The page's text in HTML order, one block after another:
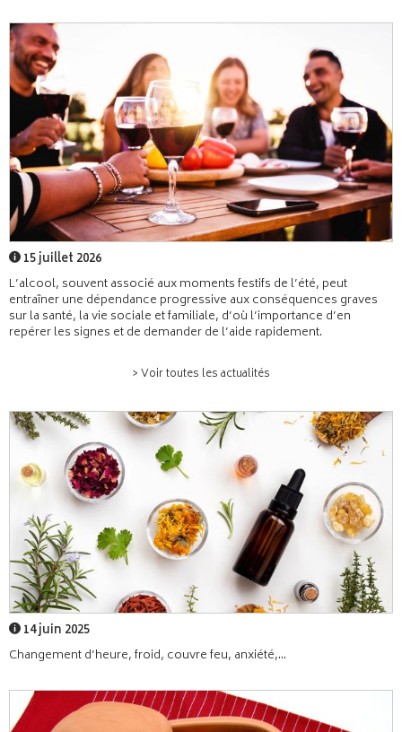
15 juillet 2026
L’alcool, souvent associé aux moments festifs de l’été, peut
entraîner une dépendance progressive aux conséquences graves
sur la santé, la vie sociale et familiale, d’où l’importance d’en
repérer les signes et de demander de l’aide rapidement.
> Voir toutes les actualités
14 juin 2025
Changement d’heure, froid, couvre feu, anxiété,...